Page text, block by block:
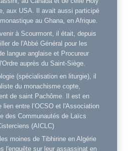
aux USA. Il avait aussi participé
au Ghana, en Afrique.
à Scourmont, il était, depuis
de l'Abbé Général pour les
langue anglaise et Procureur
auprès du Saint-Siège.
(spécialisation en liturgie), il
du monachisme copte,
de saint Pachôme. Il est en
lien entre l’OCSO et l'Association
des Communautés de Laïcs
(AICLC)
moines de Tibhirine en Algérie
l'enquête sur leur assassinat en